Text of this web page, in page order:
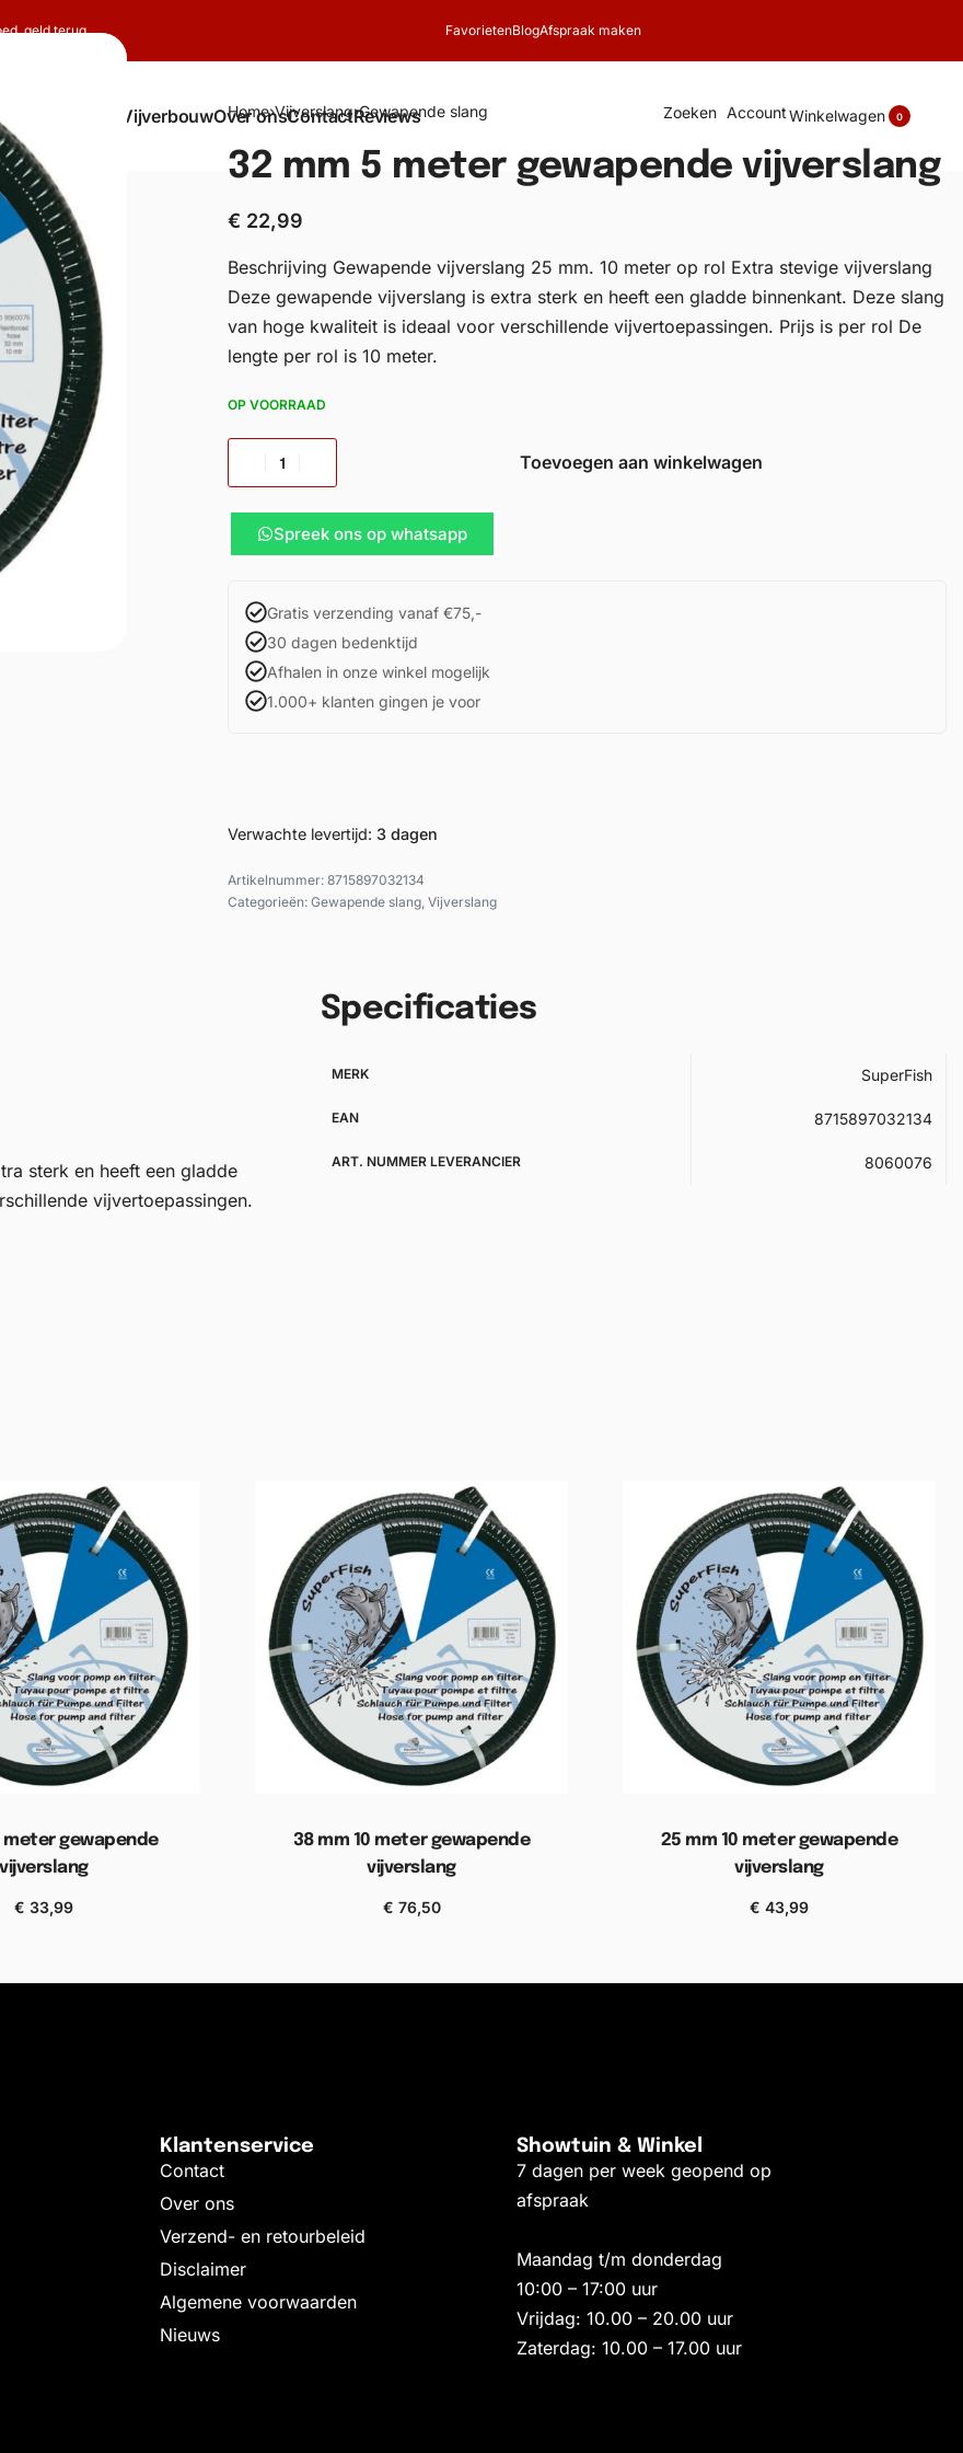
geld terug FavorietenBlogAfspraak maken
VijverbouwOver onsContactReviews Zoeken AccountWinkelwagen 0
Home›Vijverslang›Gewapende slang
32 mm 5 meter gewapende vijverslang
€ 22,99
Beschrijving Gewapende vijverslang 25 mm. 10 meter op rol Extra stevige vijverslang
Deze gewapende vijverslang is extra sterk en heeft een gladde binnenkant. Deze slang
van hoge kwaliteit is ideaal voor verschillende vijvertoepassingen. Prijs is per rol De
lengte per rol is 10 meter.
OP VOORRAAD
Toevoegen aan winkelwagen
Spreek ons op whatsapp
Gratis verzending vanaf €75,-
30 dagen bedenktijd
Afhalen in onze winkel mogelijk
1.000+ klanten gingen je voor
Verwachte levertijd: 3 dagen
8715897032134
Categorieën: Gewapende slang Vijverslang
sterk en heeft een gladde
vijvertoepassingen.
Specificaties
MERK SuperFish
EAN 8715897032134
ART. NUMMER LEVERANCIER 8060076
meter gewapende
vijverslang
€ 33,99
38 mm 10 meter gewapende
vijverslang
€ 76,50
25 mm 10 meter gewapende
vijverslang
€ 43,99
Klantenservice
Contact
Over ons
Verzend- en retourbeleid
Disclaimer
Algemene voorwaarden
Nieuws
Showtuin & Winkel
7 dagen per week geopend op
afspraak
Maandag t/m donderdag
10:00 – 17:00 uur
Vrijdag: 10.00 – 20.00 uur
Zaterdag: 10.00 – 17.00 uur